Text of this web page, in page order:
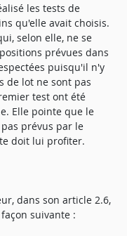
les tests de
qu'elle avait choisis.
selon elle, ne se
prévues dans
puisqu'il n'y
de lot ne sont pas
test ont été
Elle pointe que le
prévus par le
doit lui profiter.
dans son article 2.6,
suivante :